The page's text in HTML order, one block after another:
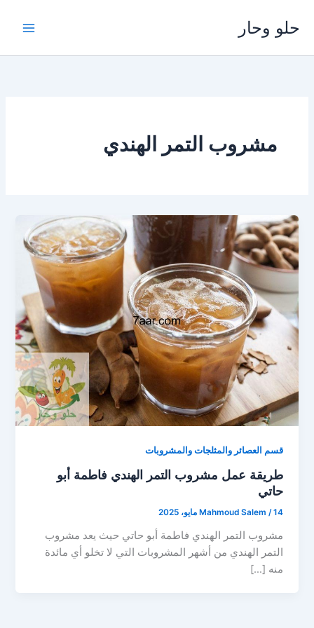
المحتوى
حلو وحار
مشروب التمر الهندي
قسم العصائر والمثلجات والمشروبات
طريقة عمل مشروب التمر الهندي فاطمة أبو
حاتي
Mahmoud Salem /14 مايو، 2025
مشروب التمر الهندي فاطمة أبو حاتي حيث يعد مشروب
التمر الهندي من أشهر المشروبات التي لا تخلو أي مائدة
منه […]